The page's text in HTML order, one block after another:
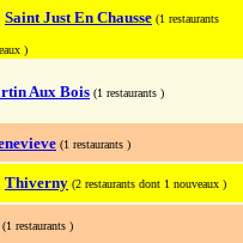
Saint Just En Chausse (1 restaurants
)
Aux Bois (1 restaurants )
(1 restaurants )
Thiverny (2 restaurants dont 1 nouveaux )
(1 restaurants )